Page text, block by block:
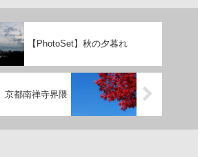
【PhotoSet】秋の夕暮れ
京都南禅寺界隈